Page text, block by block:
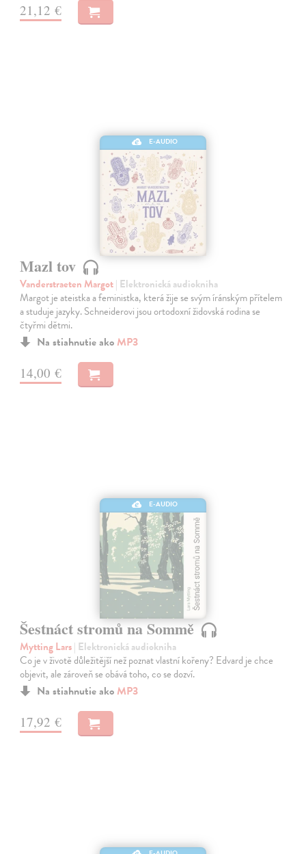
21,12 €
E-AUDIO
Mazl tov
Vanderstraeten Margot| Elektronická audiokniha
Margot je ateistka a feministka, která žije se svým íránským přítelem
a studuje jazyky. Schneiderovi jsou ortodoxní židovská rodina se
čtyřmi dětmi.
Na stiahnutie ako MP3
14,00 €
E-AUDIO
Šestnáct stromů na Sommě
Mytting Lars| Elektronická audiokniha
Co je v životě důležitější než poznat vlastní kořeny? Edvard je chce
objevit, ale zároveň se obává toho, co se dozví.
Na stiahnutie ako MP3
17,92 €